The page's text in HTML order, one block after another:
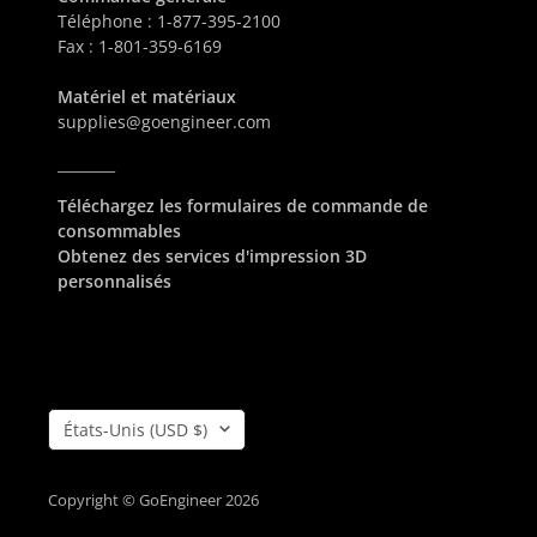
Téléphone : 1-877-395-2100
Fax : 1-801-359-6169
Matériel et matériaux
supplies@goengineer.com
Téléchargez les formulaires de commande de
consommables
Obtenez des services d'impression 3D
personnalisés
Pays/région
États-Unis (USD $)
Copyright © GoEngineer 2026